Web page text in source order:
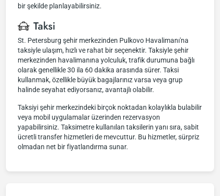
bir şekilde planlayabilirsiniz.
Taksi
St. Petersburg şehir merkezinden Pulkovo Havalimanı'na
taksiyle ulaşım, hızlı ve rahat bir seçenektir. Taksiyle şehir
merkezinden havalimanına yolculuk, trafik durumuna bağlı
olarak genellikle 30 ila 60 dakika arasında sürer. Taksi
kullanmak, özellikle büyük bagajlarınız varsa veya grup
halinde seyahat ediyorsanız, avantajlı olabilir.
Taksiyi şehir merkezindeki birçok noktadan kolaylıkla bulabilir
veya mobil uygulamalar üzerinden rezervasyon
yapabilirsiniz. Taksimetre kullanılan taksilerin yanı sıra, sabit
ücretli transfer hizmetleri de mevcuttur. Bu hizmetler, sürpriz
olmadan net bir fiyatlandırma sunar.